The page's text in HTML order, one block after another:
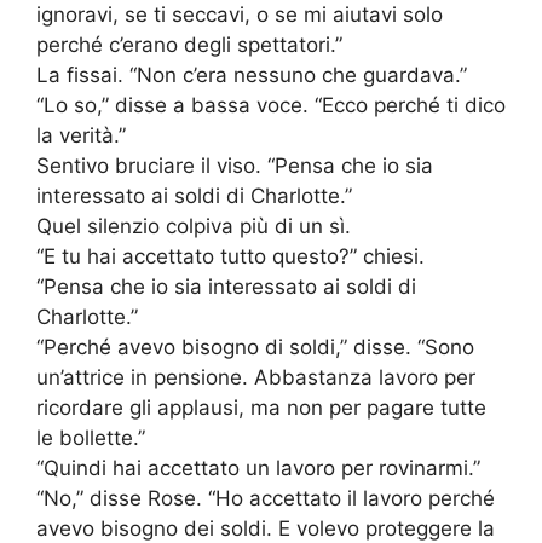
ignoravi, se ti seccavi, o se mi aiutavi solo
perché c’erano degli spettatori.”
La fissai. “Non c’era nessuno che guardava.”
“Lo so,” disse a bassa voce. “Ecco perché ti dico
la verità.”
Sentivo bruciare il viso. “Pensa che io sia
interessato ai soldi di Charlotte.”
Quel silenzio colpiva più di un sì.
“E tu hai accettato tutto questo?” chiesi.
“Pensa che io sia interessato ai soldi di
Charlotte.”
“Perché avevo bisogno di soldi,” disse. “Sono
un’attrice in pensione. Abbastanza lavoro per
ricordare gli applausi, ma non per pagare tutte
le bollette.”
“Quindi hai accettato un lavoro per rovinarmi.”
“No,” disse Rose. “Ho accettato il lavoro perché
avevo bisogno dei soldi. E volevo proteggere la